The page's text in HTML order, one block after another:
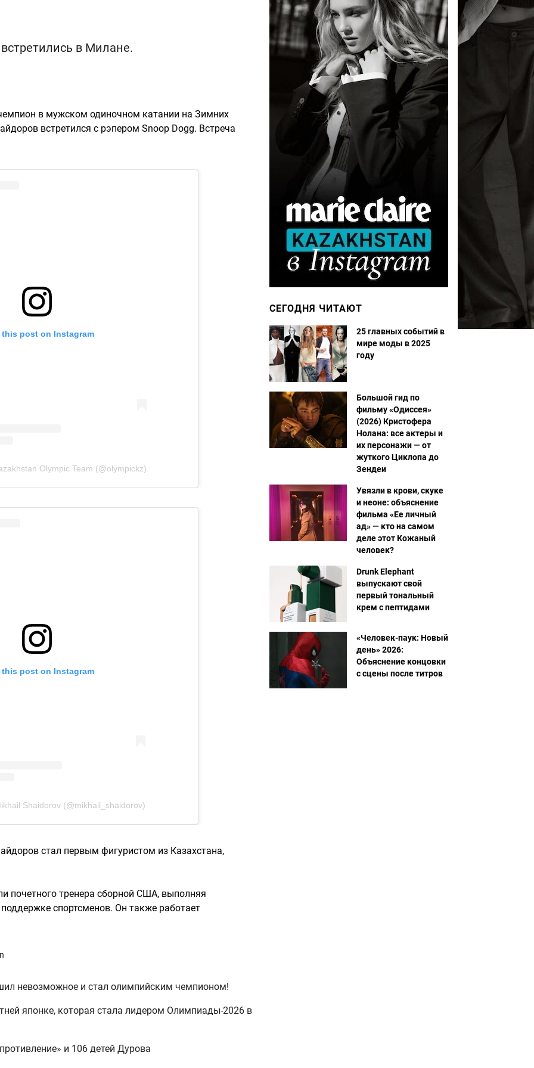
в Милане.
в мужском одиночном катании на Зимних
встретился с рэпером Snoop Dogg. Встреча
this post on Instagram
Olympic Team (@olympickz)
this post on Instagram
Shaidorov (@mikhail_shaidorov)
стал первым фигуристом из Казахстана,
почетного тренера сборной США, выполняя
спортсменов. Он также работает
невозможное и стал олимпийским чемпионом!
японке, которая стала лидером Олимпиады-2026 в
и 106 детей Дурова
СЕГОДНЯ ЧИТАЮТ
25 главных событий в
мире моды в 2025
году
Большой гид по
фильму «Одиссея»
(2026) Кристофера
Нолана: все актеры и
их персонажи — от
жуткого Циклопа до
Зендеи
Увязли в крови, скуке
и неоне: объяснение
фильма «Ее личный
ад» — кто на самом
деле этот Кожаный
человек?
Drunk Elephant
выпускают свой
первый тональный
крем с пептидами
«Человек-паук: Новый
день» 2026:
Объяснение концовки
с сцены после титров